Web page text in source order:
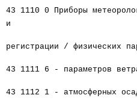
43 1110 0 Приборы
и
регистрации / физических
43 1111 6 - параметров
43 1112 1 - атмосферных